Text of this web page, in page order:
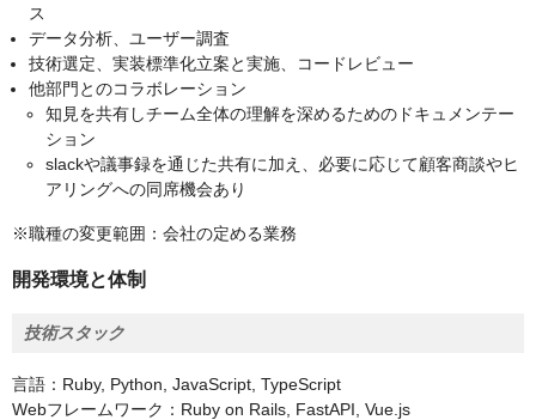
ス
データ分析、ユーザー調査
技術選定、実装標準化立案と実施、コードレビュー
他部門とのコラボレーション
知見を共有しチーム全体の理解を深めるためのドキュメンテー
ション
slackや議事録を通じた共有に加え、必要に応じて顧客商談やヒ
アリングへの同席機会あり
※職種の変更範囲：会社の定める業務
開発環境と体制
技術スタック
言語：Ruby, Python, JavaScript, TypeScript
Webフレームワーク：Ruby on Rails, FastAPI, Vue.js